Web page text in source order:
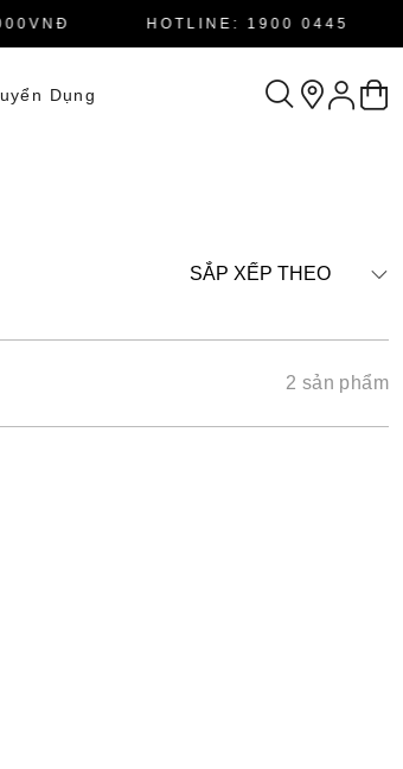
HOTLINE: 1900 0445
Dụng
SẮP XẾP THEO
2 sản phẩm